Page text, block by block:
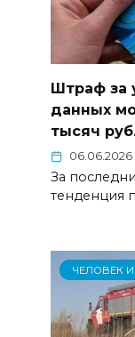
Штраф за
данных
тысяч
06.06.2026
За
тенденция
ЧЕЛОВЕК